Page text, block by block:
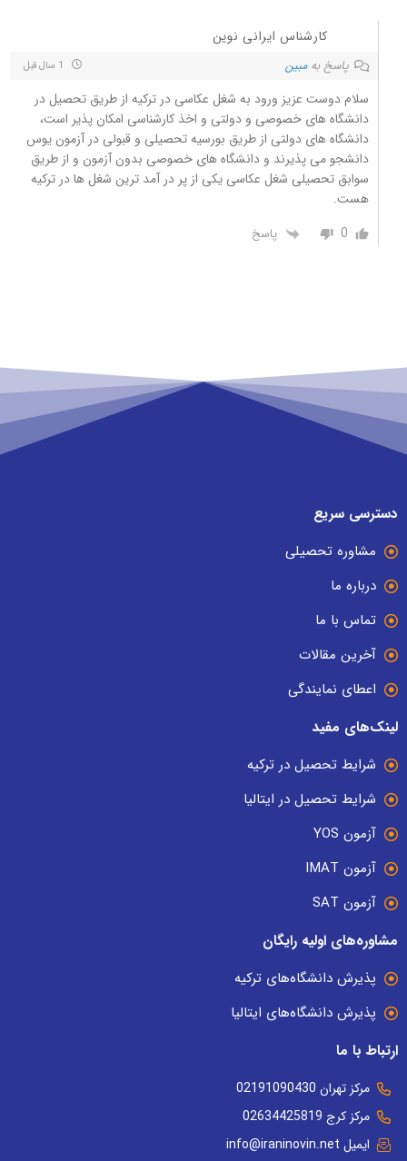
کارشناس ایرانی نوین
پاسخ بهمبین
سلام دوست عزیز ورود به شغل عکاسی در ترکیه از طریق تحصیل در
دانشگاه های خصوصی و دولتی و اخذ کارشناسی امکان پذیر است،
دانشگاه های دولتی از طریق بورسیه تحصیلی و قبولی در آزمون یوس
دانشجو می پذیرند و دانشگاه های خصوصی بدون آزمون و از طریق
سوابق تحصیلی شغل عکاسی یکی از پر در آمد ترین شغل ها در ترکیه
هست.
0
پاسخ
دسترسی سریع
مشاوره تحصیلی
درباره ما
تماس با ما
آخرین مقالات
اعطای نمایندگی
لینک‌های مفید
شرایط تحصیل در ترکیه
شرایط تحصیل در ایتالیا
آزمون YOS
آزمون IMAT
آزمون SAT
مشاوره‌های اولیه رایگان
پذیرش دانشگاه‌های ترکیه
پذیرش دانشگاه‌های ایتالیا
ارتباط با ما
مرکز تهران 02191090430
مرکز کرج 02634425819
ایمیل info@iraninovin.net